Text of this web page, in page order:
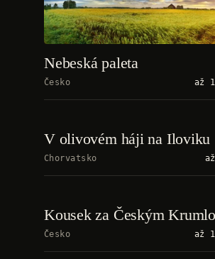
Nebeská paleta
Česko až
V olivovém háji na Iloviku
Chorvatsko
Kousek za Českým
Česko až